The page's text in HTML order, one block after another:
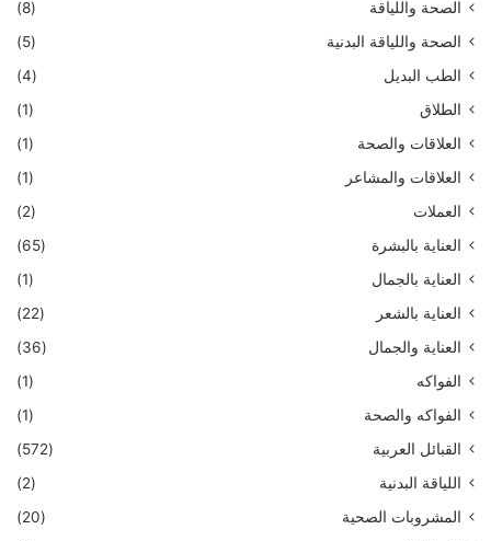
الصحة واللياقة
(8)
الصحة واللياقة البدنية
(5)
الطب البديل
(4)
الطلاق
(1)
العلاقات والصحة
(1)
العلاقات والمشاعر
(1)
العملات
(2)
العناية بالبشرة
(65)
العناية بالجمال
(1)
العناية بالشعر
(22)
العناية والجمال
(36)
الفواكه
(1)
الفواكه والصحة
(1)
القبائل العربية
(572)
اللياقة البدنية
(2)
المشروبات الصحية
(20)